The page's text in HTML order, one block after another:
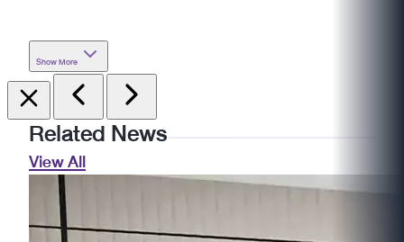
Show More
Related News
View All